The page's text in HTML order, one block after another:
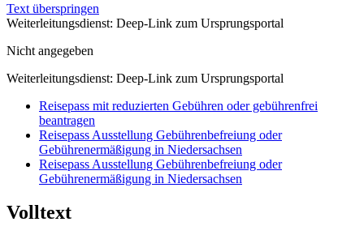
Text überspringen
Weiterleitungsdienst: Deep-Link zum Ursprungsportal
Nicht angegeben
Weiterleitungsdienst: Deep-Link zum Ursprungsportal
Reisepass mit reduzierten Gebühren oder gebührenfrei
beantragen
Reisepass Ausstellung Gebührenbefreiung oder
Gebührenermäßigung in Niedersachsen
Reisepass Ausstellung Gebührenbefreiung oder
Gebührenermäßigung in Niedersachsen
Volltext